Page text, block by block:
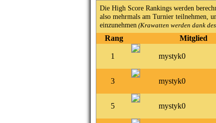
Die High Score Rankings werden
also mehrmals am Turnier teilnehmen,
einzunehmen (Krawatten werden dank
Rang Mitglied
1 mystyk0
3 mystyk0
5 mystyk0